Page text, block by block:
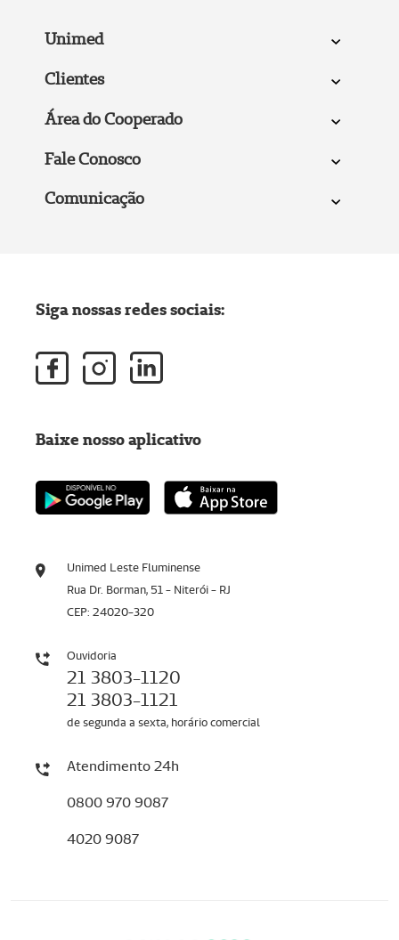
Unimed
Clientes
Área do Cooperado
Fale Conosco
Comunicação
Unimed Leste Fluminense
Rua Dr. Borman, 51 - Niterói - RJ
CEP: 24020-320
Ouvidoria
21 3803-1120
21 3803-1121
de segunda a sexta, horário comercial
Atendimento 24h
0800 970 9087
4020 9087
Siga nossas redes sociais:
Baixe nosso aplicativo